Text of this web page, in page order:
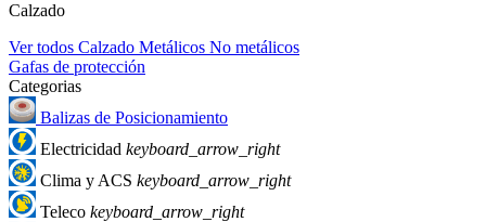
Calzado
Ver todos Calzado Metálicos No metálicos
Gafas de protección
Categorias
Balizas de Posicionamiento
Electricidad keyboard_arrow_right
Clima y ACS keyboard_arrow_right
Teleco keyboard_arrow_right